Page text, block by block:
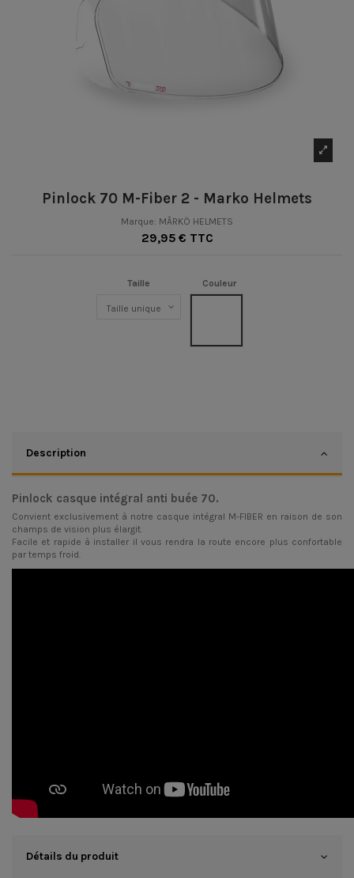
Pinlock 70 M-Fiber 2 - Marko Helmets
Marque: MÂRKÖ HELMETS
29,95 € TTC
Taille
Couleur
Description
Pinlock casque intégral anti buée 70.
Convient exclusivement à notre casque intégral M-FIBER en raison de son
champs de vision plus élargit.
Facile et rapide à installer il vous rendra la route encore plus confortable
par temps froid.
Détails du produit